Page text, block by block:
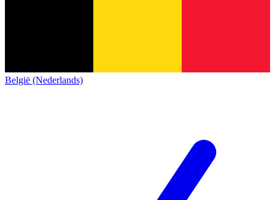
België (Nederlands)